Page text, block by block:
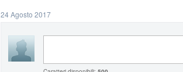
24 Agosto 2017